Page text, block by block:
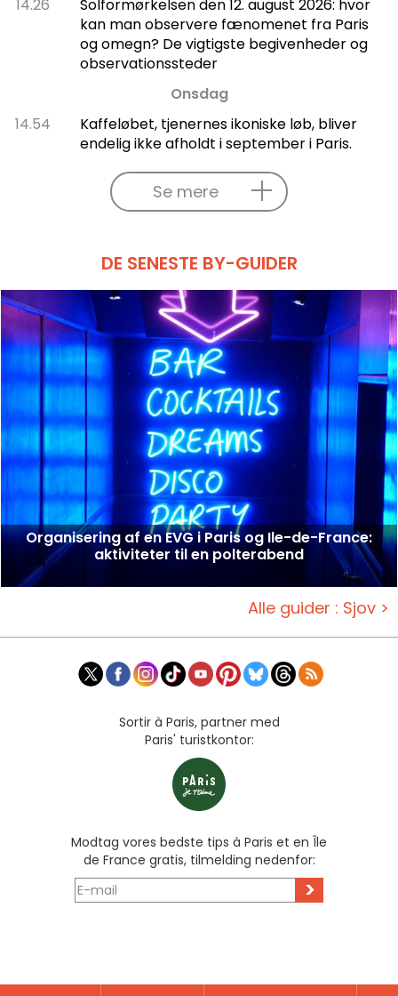
14.26
Solformørkelsen den 12. august 2026: hvor
kan man observere fænomenet fra Paris
og omegn? De vigtigste begivenheder og
observationssteder
Onsdag
14.54
Kaffeløbet, tjenernes ikoniske løb, bliver
endelig ikke afholdt i september i Paris.
Se mere
DE SENESTE BY-GUIDER
Organisering af en EVG i Paris og Ile-de-France:
aktiviteter til en polterabend
Alle guider : Sjov >
Sortir à Paris, partner med
Paris' turistkontor:
Modtag vores bedste tips à Paris et en Île
de France gratis, tilmelding nedenfor:
>